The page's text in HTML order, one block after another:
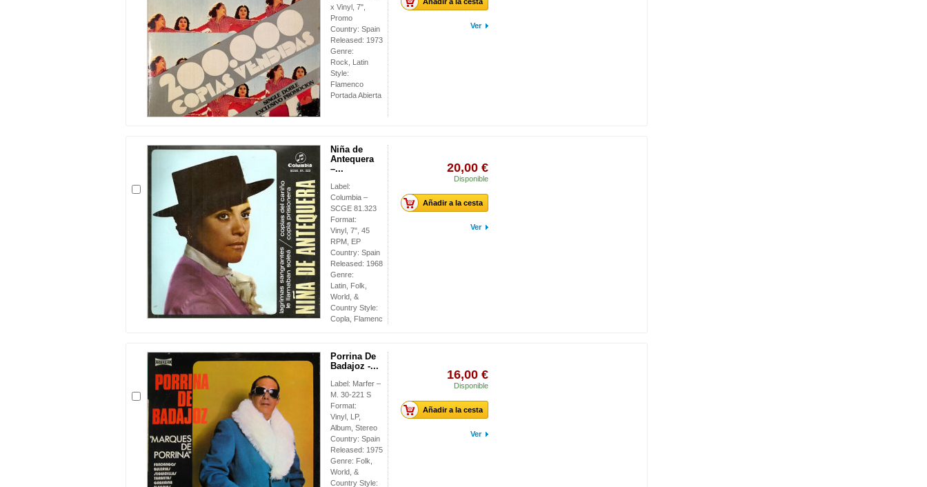
x Vinyl, 7",
Promo
Country: Spain
Released: 1973
Genre:
Rock, Latin
Style:
Flamenco
Portada Abierta
Ver
Niña de
Antequera
–...
Label:
Columbia –
SCGE 81.323
Format:
Vinyl, 7", 45
RPM, EP
Country: Spain
Released: 1968
Genre:
Latin, Folk,
World, &
Country Style:
Copla, Flamenco, Pasodoble
20,00 €
Disponible
Añadir a la cesta
Ver
Porrina De
Badajoz -...
Label: Marfer –
M. 30-221 S
Format:
Vinyl, LP,
Album, Stereo
Country: Spain
Released: 1975
Genre: Folk,
World, &
Country Style:
16,00 €
Disponible
Añadir a la cesta
Ver